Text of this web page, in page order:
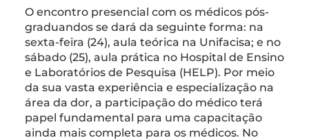
O encontro presencial com os médicos pós-
graduandos se dará da seguinte forma: na
sexta-feira (24), aula teórica na Unifacisa; e no
sábado (25), aula prática no Hospital de Ensino
e Laboratórios de Pesquisa (HELP). Por meio
da sua vasta experiência e especialização na
área da dor, a participação do médico terá
papel fundamental para uma capacitação
ainda mais completa para os médicos. No